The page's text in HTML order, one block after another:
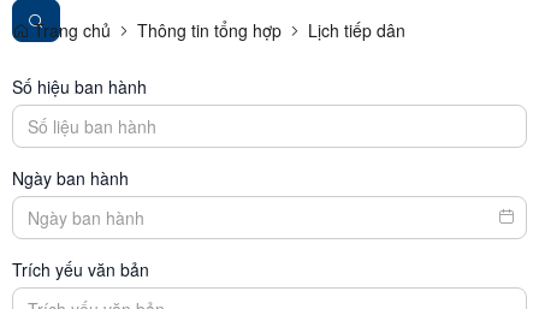
Trang chủ Thông tin tổng hợp Lịch tiếp dân
Số hiệu ban hành
Ngày ban hành
Trích yếu văn bản